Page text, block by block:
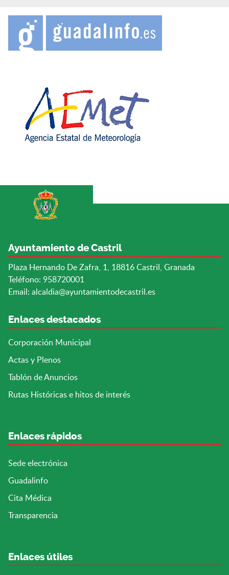
Ayuntamiento de Castril
Plaza Hernando De Zafra, 1, 18816 Castril, Granada
Teléfono: 958720001
Email: alcaldia@ayuntamientodecastril.es
Enlaces destacados
Corporación Municipal
Actas y Plenos
Tablón de Anuncios
Rutas Históricas e hitos de interés
Enlaces rápidos
Sede electrónica
Guadalinfo
Cita Médica
Transparencia
Enlaces útiles